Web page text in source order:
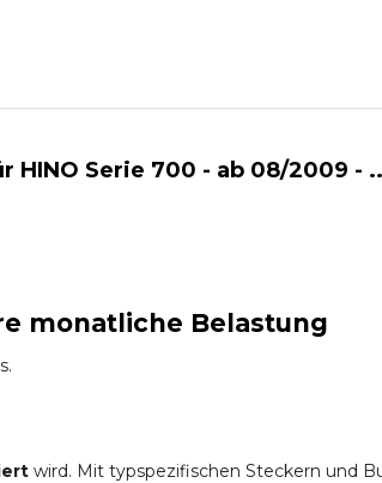
Serie 700 - ab 08/2009 - ...
monatliche Belastung
wird. Mit typspezifischen Steckern und